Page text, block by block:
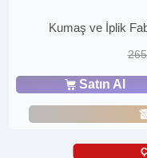
Kumaş ve İplik
Satın Al